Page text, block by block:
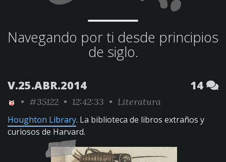
Navegando por ti desde principios
de siglo.
V.25.ABR.2014 14
• #35122 • 12:42:33 • Literatura
Houghton Library. La biblioteca de libros extraños y
curiosos de Harvard.